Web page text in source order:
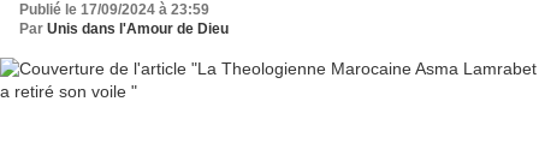
Publié le 17/09/2024 à 23:59
Par Unis dans l'Amour de Dieu